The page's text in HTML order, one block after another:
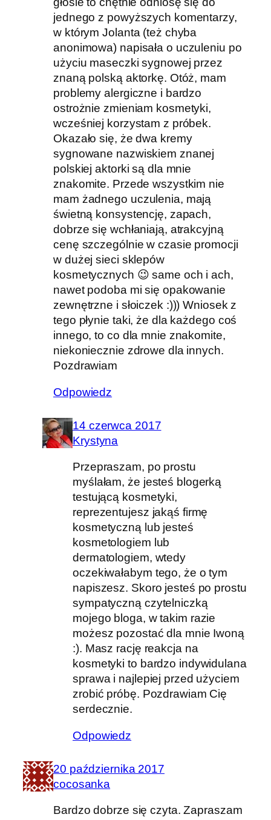
jednego z powyższych komentarzy,
w którym Jolanta (też chyba
anonimowa) napisała o uczuleniu po
użyciu maseczki sygnowej przez
znaną polską aktorkę. Otóż, mam
problemy alergiczne i bardzo
ostrożnie zmieniam kosmetyki,
wcześniej korzystam z próbek.
Okazało się, że dwa kremy
sygnowane nazwiskiem znanej
polskiej aktorki są dla mnie
znakomite. Przede wszystkim nie
mam żadnego uczulenia, mają
świetną konsystencję, zapach,
dobrze się wchłaniają, atrakcyjną
cenę szczególnie w czasie promocji
w dużej sieci sklepów
kosmetycznych 😉 same och i ach,
nawet podoba mi się opakowanie
zewnętrzne i słoiczek :))) Wniosek z
tego płynie taki, że dla każdego coś
innego, to co dla mnie znakomite,
niekoniecznie zdrowe dla innych.
Pozdrawiam
Odpowiedz
14 czerwca 2017
Krystyna
Przepraszam, po prostu
myślałam, że jesteś blogerką
testującą kosmetyki,
reprezentujesz jakąś firmę
kosmetyczną lub jesteś
kosmetologiem lub
dermatologiem, wtedy
oczekiwałabym tego, że o tym
napiszesz. Skoro jesteś po prostu
sympatyczną czytelniczką
mojego bloga, w takim razie
możesz pozostać dla mnie Iwoną
:). Masz rację reakcja na
kosmetyki to bardzo indywidulana
sprawa i najlepiej przed użyciem
zrobić próbę. Pozdrawiam Cię
serdecznie.
Odpowiedz
20 października 2017
cocosanka
Bardzo dobrze się czyta. Zapraszam